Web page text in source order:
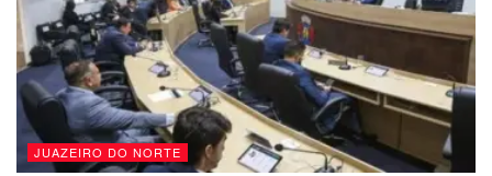
JUAZEIRO DO NORTE